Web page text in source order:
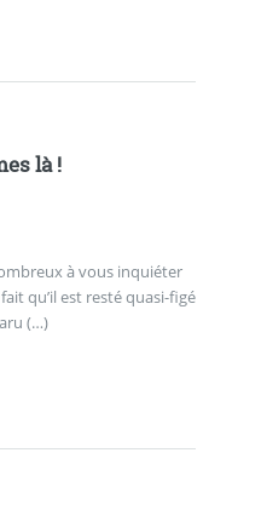
là !
à vous inquiéter
qu’il est resté quasi-figé
(…)